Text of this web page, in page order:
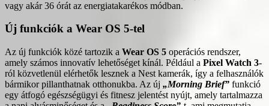
vagy akár 36 órát az energiatakarékos módban.
Új funkciók a Wear OS 5-tel
Az új funkciók közé tartozik a Wear OS 5 operációs rendszer,
amely számos innovatív lehetőséget kínál. Például a Pixel Watch 3-
ról közvetlenül elérhetők lesznek a Nest kamerák, így a felhasználók
bármikor pillanthatnak otthonukba. Az új „Morning Brief” funkció
egy átfogó egészségügyi és fitnesz jelentést nyújt, amely tartalmazza